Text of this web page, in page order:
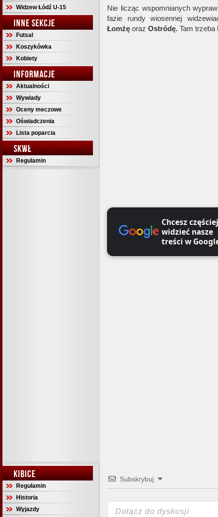
Widzew Łódź U-15
INNE SEKCJE
Futsal
Koszykówka
Kobiety
INFORMACJE
Aktualności
Wywiady
Oceny meczowe
Oświadczenia
Lista poparcia
SKWŁ
Regulamin
KIBICE
Regulamin
Historia
Wyjazdy
Nie licząc wspomnianych
fazie rundy wiosennej
Łomżę oraz Ostródę. Tam trzeba
Chcesz częściej
widzieć nasze
treści w
Subskrybuj